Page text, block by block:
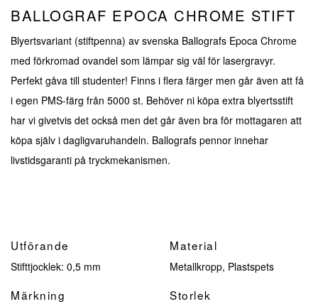
BALLOGRAF EPOCA CHROME STIFT
Blyertsvariant (stiftpenna) av svenska Ballografs Epoca Chrome
med förkromad ovandel som lämpar sig väl för lasergravyr.
Perfekt gåva till studenter! Finns i flera färger men går även att få
i egen PMS-färg från 5000 st. Behöver ni köpa extra blyertsstift
har vi givetvis det också men det går även bra för mottagaren att
köpa själv i dagligvaruhandeln. Ballografs pennor innehar
livstidsgaranti på tryckmekanismen.
Utförande
Stifttjocklek: 0,5 mm
Material
Metallkropp, Plastspets
Märkning Storlek